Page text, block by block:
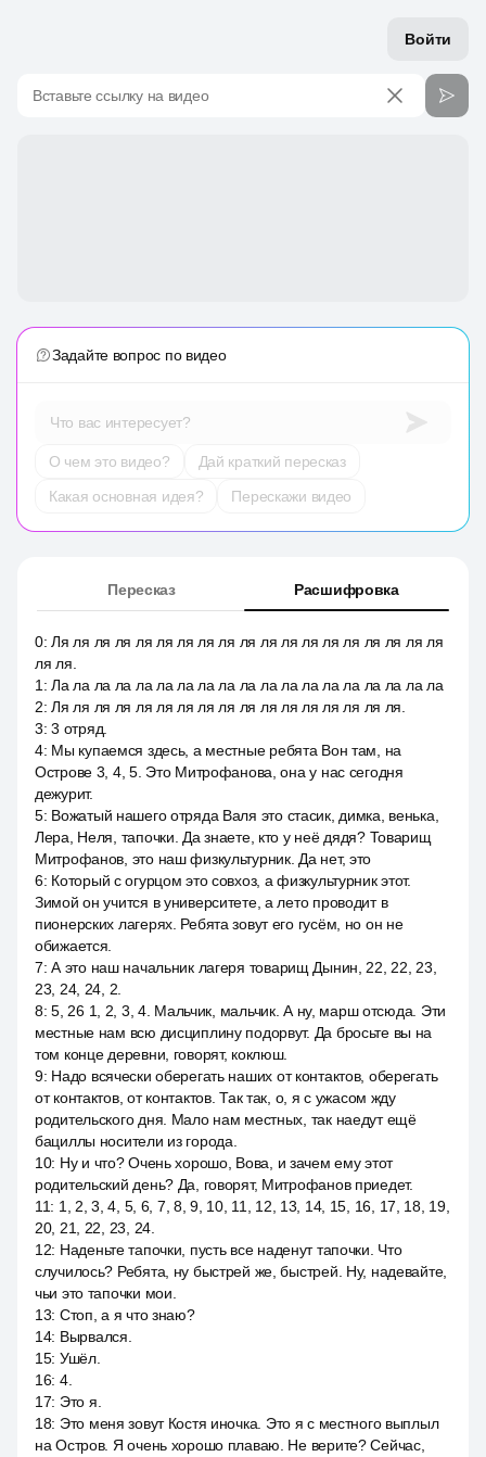
Войти
Вставьте ссылку на видео
Задайте вопрос по видео
Что вас интересует?
О чем это видео?
Дай краткий пересказ
Какая основная идея?
Перескажи видео
Пересказ Расшифровка
0:Ля ля ля ля ля ля ля ля ля ля ля ля ля ля ля ля ля ля ля
ля ля.
1 :Ла ла ла ла ла ла ла ла ла ла ла ла ла ла ла ла ла ла ла
2:Ля ля ля ля ля ля ля ля ля ля ля ля ля ля ля ля ля.
3:3 отряд.
4: Мы купаемся здесь, а местные ребята Вон там, на
Острове 3, 4, 5. Это Митрофанова, она у нас сегодня
дежурит.
5: Вожатый нашего отряда Валя это стасик, димка, венька,
Лера, Неля, тапочки. Да знаете, кто у неё дядя? Товарищ
Митрофанов, это наш физкультурник. Да нет, это
6: Который с огурцом это совхоз, а физкультурник этот.
Зимой он учится в университете, а лето проводит в
пионерских лагерях. Ребята зовут его гусём, но он не
обижается.
7:А это наш начальник лагеря товарищ Дынин, 22, 22, 23,
23, 24, 24, 2.
8:5, 26 1, 2, 3, 4. Мальчик, мальчик. А ну, марш отсюда. Эти
местные нам всю дисциплину подорвут. Да бросьте вы на
том конце деревни, говорят, коклюш.
9: Надо всячески оберегать наших от контактов, оберегать
от контактов, от контактов. Так так, о, я с ужасом жду
родительского дня. Мало нам местных, так наедут ещё
бациллы носители из города.
10: Ну и что? Очень хорошо, Вова, и зачем ему этот
родительский день? Да, говорят, Митрофанов приедет.
11: 1, 2, 3, 4, 5, 6, 7, 8, 9, 10, 11, 12, 13, 14, 15, 16, 17, 18, 19,
20, 21, 22, 23, 24.
12: Наденьте тапочки, пусть все наденут тапочки. Что
случилось? Ребята, ну быстрей же, быстрей. Ну, надевайте,
чьи это тапочки мои.
13: Стоп, а я что знаю?
14: Вырвался.
15: Ушёл.
16: 4.
17: Это я.
18: Это меня зовут Костя иночка. Это я с местного выплыл
на Остров. Я очень хорошо плаваю. Не верите? Сейчас,